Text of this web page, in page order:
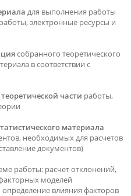
для выполнения работы
электронные ресурсы и
собранного теоретического
в соответствии с
теоретической части работы,
материала
необходимых для расчетов
документов)
работы: расчет отклонений,
моделей
определение влияния факторов